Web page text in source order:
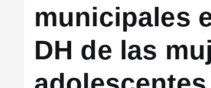
municipales
DH de las